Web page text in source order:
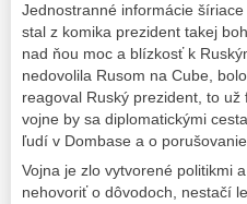
Jednostranné informácie
stal z komika prezident takej
nad ňou moc a blízkosť k
nedovolila Rusom na Cube,
reagoval Ruský prezident, to
vojne by sa diplomatickými
ľudí v Dombase a o
Vojna je zlo vytvorené politikmi
nehovoriť o dôvodoch, nestačí